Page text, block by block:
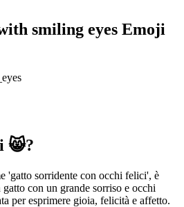
smiling eyes Emoji
😸?
'gatto sorridente con occhi felici', è
con un grande sorriso e occhi
per esprimere gioia, felicità e affetto.